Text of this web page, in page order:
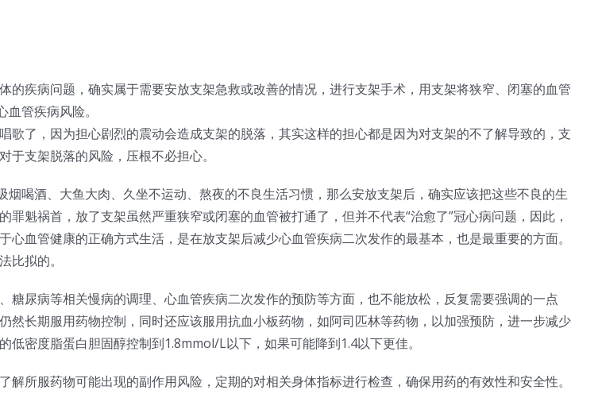
疾病问题，确实属于需要安放支架急救或改善的情况，进行支架手术，用支架将狭窄、闭塞的血管
管疾病风险。
了，因为担心剧烈的震动会造成支架的脱落，其实这样的担心都是因为对支架的不了解导致的，支
支架脱落的风险，压根不必担心。
喝酒、大鱼大肉、久坐不运动、熬夜的不良生活习惯，那么安放支架后，确实应该把这些不良的生
魁祸首，放了支架虽然严重狭窄或闭塞的血管被打通了，但并不代表“治愈了”冠心病问题，因此，
血管健康的正确方式生活，是在放支架后减少心血管疾病二次发作的最基本，也是最重要的方面。
比拟的。
尿病等相关慢病的调理、心血管疾病二次发作的预防等方面，也不能放松，反复需要强调的一点
长期服用药物控制，同时还应该服用抗血小板药物，如阿司匹林等药物，以加强预防，进一步减少
密度脂蛋白胆固醇控制到1.8mmol/L以下，如果可能降到1.4以下更佳。
所服药物可能出现的副作用风险，定期的对相关身体指标进行检查，确保用药的有效性和安全性。